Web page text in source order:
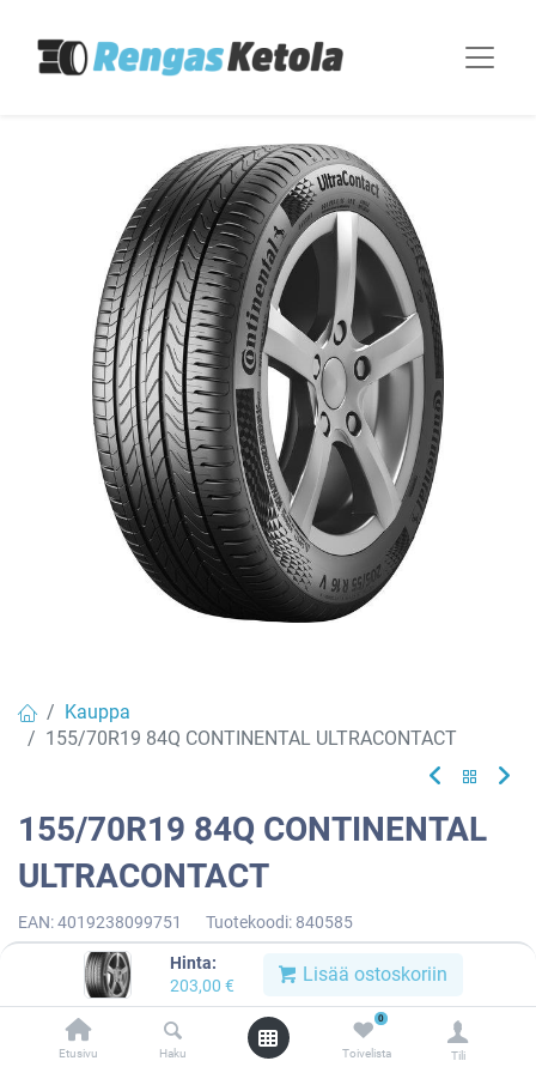
Hinta:
203,00 € Lisää ostoskoriin
Etusivu Haku
0
Toivelista Tili
Kauppa
155/70R19 84Q CONTINENTAL ULTRACONTACT
155/70R19 84Q CONTINENTAL
ULTRACONTACT
EAN:4019238099751 Tuotekoodi: 840585
203,00€ / kpl
Toimittajilla (kotimaa):
Saatavilla
Toimitusaika:3 arkipäivää